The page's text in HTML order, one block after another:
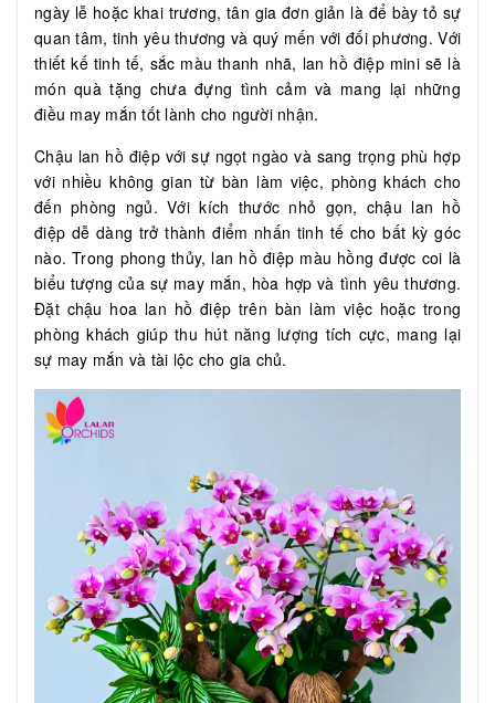
ngày lễ hoặc khai trương, tân gia đơn giản là để bày tỏ sự
quan tâm, tinh yêu thương và quý mến với đối phương. Với
thiết kế tinh tế, sắc màu thanh nhã, lan hồ điệp mini sẽ là
món quà tặng chưa đựng tình cảm và mang lại những
điều may mắn tốt lành cho người nhận.
Chậu lan hồ điệp với sự ngọt ngào và sang trọng phù hợp
với nhiều không gian từ bàn làm việc, phòng khách cho
đến phòng ngủ. Với kích thước nhỏ gọn, chậu lan hồ
điệp dễ dàng trở thành điểm nhấn tinh tế cho bất kỳ góc
nào. Trong phong thủy, lan hồ điệp màu hồng được coi là
biểu tượng của sự may mắn, hòa hợp và tình yêu thương.
Đặt chậu hoa lan hồ điệp trên bàn làm việc hoặc trong
phòng khách giúp thu hút năng lượng tích cực, mang lại
sự may mắn và tài lộc cho gia chủ.